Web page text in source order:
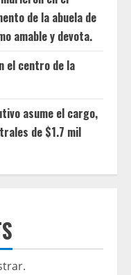
de la abuela de
amable y devota.
el centro de la
asume el cargo,
de $1.7 mil